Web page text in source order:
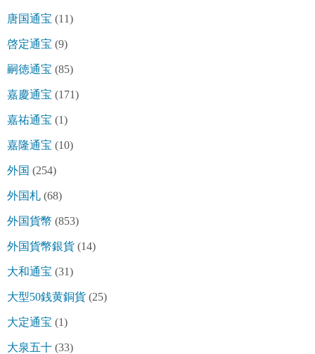
唐国通宝 (11)
啓定通宝 (9)
嗣徳通宝 (85)
嘉慶通宝 (171)
嘉祐通宝 (1)
嘉隆通宝 (10)
外国 (254)
外国札 (68)
外国貨幣 (853)
外国貨幣銀貨 (14)
大和通宝 (31)
大型50銭黄銅貨 (25)
大定通宝 (1)
大泉五十 (33)